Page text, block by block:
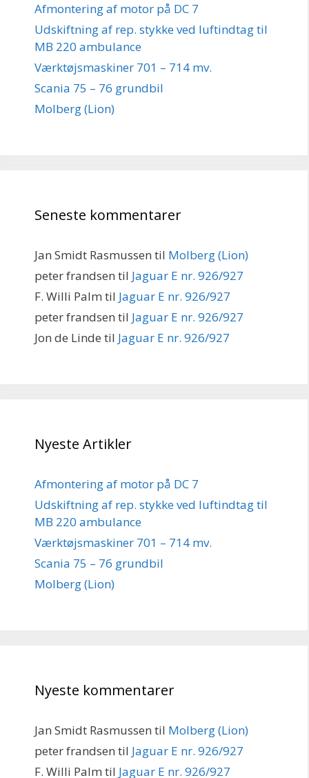
Afmontering af motor på DC 7
Udskiftning af rep. stykke ved luftindtag til
MB 220 ambulance
Værktøjsmaskiner 701 – 714 mv.
Scania 75 – 76 grundbil
Molberg (Lion)
Seneste kommentarer
Jan Smidt Rasmussen til Molberg (Lion)
peter frandsen til Jaguar E nr. 926/927
F. Willi Palm til Jaguar E nr. 926/927
peter frandsen til Jaguar E nr. 926/927
Jon de Linde til Jaguar E nr. 926/927
Nyeste Artikler
Afmontering af motor på DC 7
Udskiftning af rep. stykke ved luftindtag til
MB 220 ambulance
Værktøjsmaskiner 701 – 714 mv.
Scania 75 – 76 grundbil
Molberg (Lion)
Nyeste kommentarer
Jan Smidt Rasmussen til Molberg (Lion)
peter frandsen til Jaguar E nr. 926/927
F. Willi Palm til Jaguar E nr. 926/927